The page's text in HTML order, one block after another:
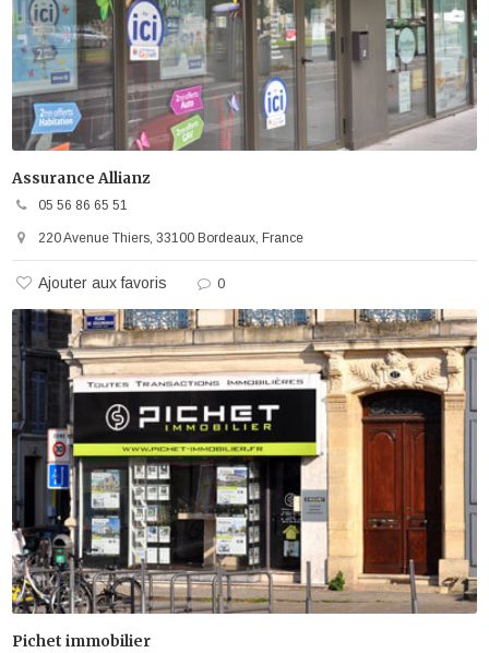
Assurance Allianz
05 56 86 65 51
220 Avenue Thiers, 33100 Bordeaux, France
Ajouter aux favoris 0
Pichet immobilier